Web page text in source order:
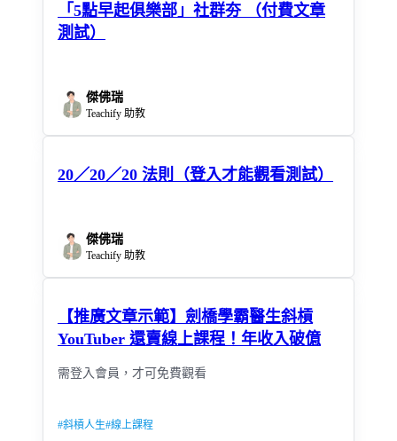
「5點早起俱樂部」社群夯 （付費文章
測試）
傑佛瑞
Teachify 助教
20／20／20 法則（登入才能觀看測試）
傑佛瑞
Teachify 助教
【推廣文章示範】劍橋學霸醫生斜槓
YouTuber 還賣線上課程！年收入破億
需登入會員，才可免費觀看
#斜槓人生#線上課程